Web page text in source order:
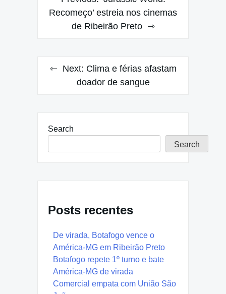
navigation
Recomeço’ estreia nos cinemas
de Ribeirão Preto
Next: Clima e férias afastam
doador de sangue
Search
Search
Posts recentes
De virada, Botafogo vence o
América-MG em Ribeirão Preto
Botafogo repete 1º turno e bate
América-MG de virada
Comercial empata com União São